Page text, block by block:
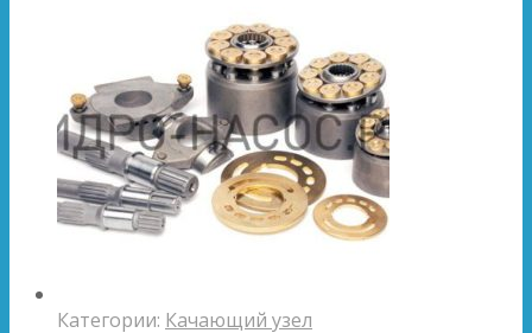
Категории: Качающий узел